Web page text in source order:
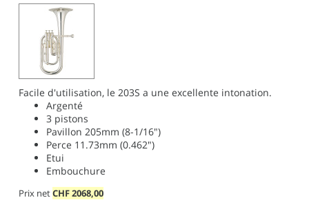
Facile d'utilisation, le 203S a une excellente intonation.
Argenté
3 pistons
Pavillon 205mm (8-1/16")
Perce 11.73mm (0.462")
Etui
Embouchure
Prix netCHF2068,00